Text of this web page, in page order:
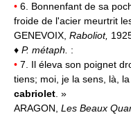
• 6. Bonnenfant de sa
froide de l'acier meurtrit
GENEVOIX, Raboliot,
♦ P. métaph. :
• 7. Il éleva son poignet
tiens; moi, je la sens, là, la
cabriolet. »
ARAGON, Les Beaux